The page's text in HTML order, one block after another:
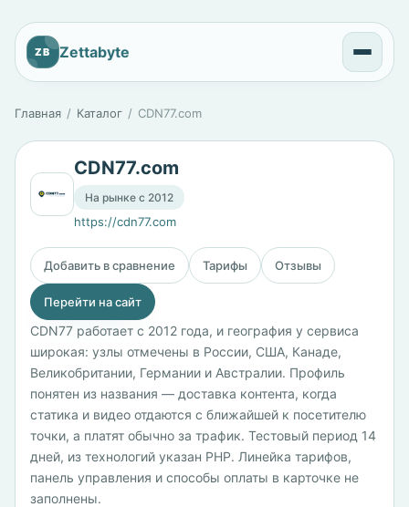
ZB Zettabyte
Главная Каталог CDN77.com
CDN77.com
На рынке с 2012
https://cdn77.com
Добавить в сравнение Тарифы Отзывы
Перейти на сайт
CDN77 работает с 2012 года, и география у сервиса
широкая: узлы отмечены в России, США, Канаде,
Великобритании, Германии и Австралии. Профиль
понятен из названия — доставка контента, когда
статика и видео отдаются с ближайшей к посетителю
точки, а платят обычно за трафик. Тестовый период 14
дней, из технологий указан PHP. Линейка тарифов,
панель управления и способы оплаты в карточке не
заполнены.